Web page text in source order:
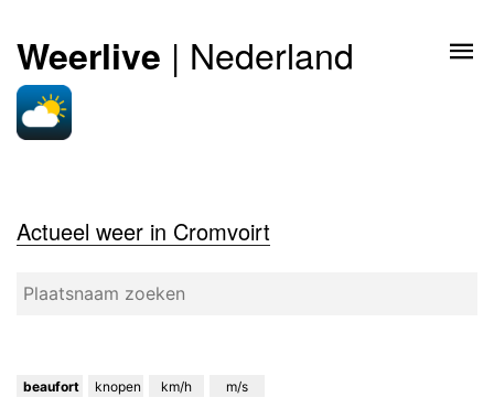
Weerlive | Nederland
Actueel weer in Cromvoirt
beaufort knopen km/h m/s